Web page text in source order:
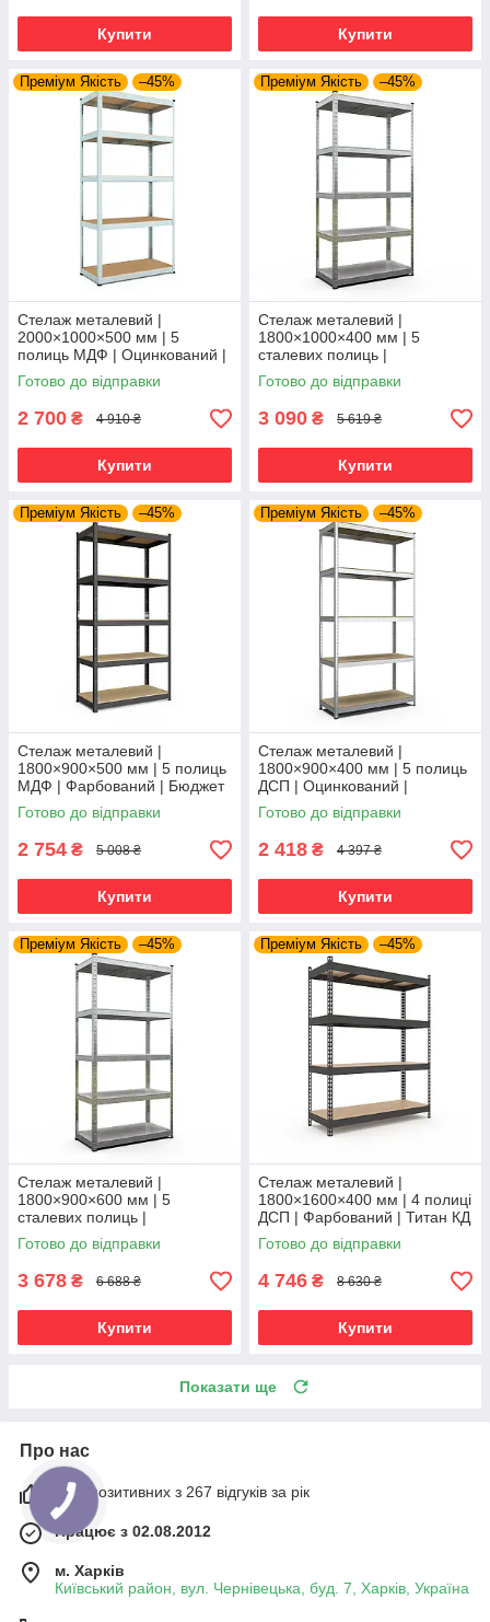
Купити Купити
Преміум Якість –45%
Стелаж металевий |
2000×1000×500 мм | 5
полиць МДФ | Оцинкований |
Бюджет ОМ | 150 кг/полицю |
збірний для гаража, складу
та
Готово до відправки
2 700 ₴ 4 910 ₴
Купити
Преміум Якість –45%
Стелаж металевий |
1800×1000×400 мм | 5
сталевих полиць |
Оцинкований | Бюджет ОС |
150 кг/полицю | збірний для
гаража, складу та
Готово до відправки
3 090 ₴ 5 619 ₴
Купити
Преміум Якість –45%
Стелаж металевий |
1800×900×500 мм | 5 полиць
МДФ | Фарбований | Бюджет
КМ | 175 кг/полицю | збірний
для гаража, складу та
Готово до відправки
2 754 ₴ 5 008 ₴
Купити
Преміум Якість –45%
Стелаж металевий |
1800×900×400 мм | 5 полиць
ДСП | Оцинкований |
Стандарт ОД | 220 кг/полицю
| збірний для складу, гаража
та
Готово до відправки
2 418 ₴ 4 397 ₴
Купити
Преміум Якість –45%
Стелаж металевий |
1800×900×600 мм | 5
сталевих полиць |
Оцинкований | Бюджет ОС |
150 кг/полицю | збірний для
гаража, складу та
Готово до відправки
3 678 ₴ 6 688 ₴
Купити
Преміум Якість –45%
Стелаж металевий |
1800×1600×400 мм | 4 полиці
ДСП | Фарбований | Титан КД
| 300 кг/полицю | посилений
для важких вантажів і
Готово до відправки
4 746 ₴ 8 630 ₴
Купити
Показати ще
Про нас
98% позитивних з 267 відгуків за рік
Працює з 02.08.2012
м. Харків
Київський район, вул. Чернівецька, буд. 7, Харків, Україна